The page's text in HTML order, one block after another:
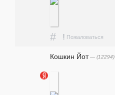
# ! Пожаловаться
Кошкин Йот— (12294)